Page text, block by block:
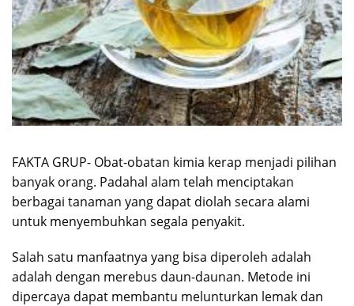
FAKTA GRUP- Obat-obatan kimia kerap menjadi pilihan
banyak orang. Padahal alam telah menciptakan
berbagai tanaman yang dapat diolah secara alami
untuk menyembuhkan segala penyakit.
Salah satu manfaatnya yang bisa diperoleh adalah
adalah dengan merebus daun-daunan. Metode ini
dipercaya dapat membantu melunturkan lemak dan